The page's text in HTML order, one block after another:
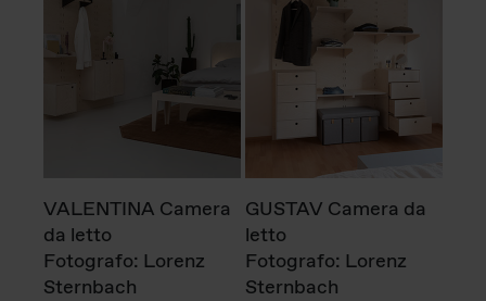
VALENTINA Camera
da letto
Fotografo: Lorenz
Sternbach
GUSTAV Camera da
letto
Fotografo: Lorenz
Sternbach